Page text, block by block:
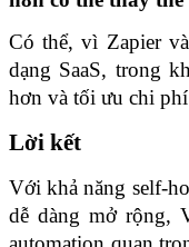
Có thể, vì Zapier
dạng SaaS, trong
hơn và tối ưu chi
Lời kết
Với khả năng self-
dễ dàng mở rộng,